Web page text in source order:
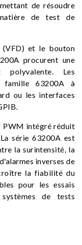
de résoudre
de test de
(VFD) et le bouton
procurent une
polyvalente. Les
famille 63200A à
ou les interfaces
PWM intégré réduit
série 63200A est
la surintensité, la
inverses de
la fiabilité du
pour les essais
de tests